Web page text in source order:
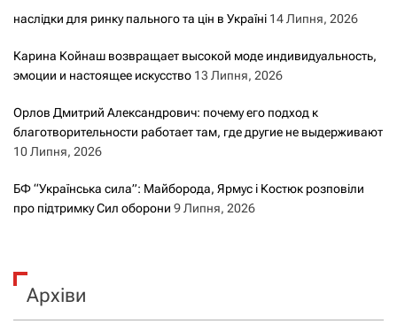
наслідки для ринку пального та цін в Україні 14 Липня, 2026
Карина Койнаш возвращает высокой моде индивидуальность,
эмоции и настоящее искусство 13 Липня, 2026
Орлов Дмитрий Александрович: почему его подход к
благотворительности работает там, где другие не выдерживают
10 Липня, 2026
БФ “Українська сила”: Майборода, Ярмус і Костюк розповіли
про підтримку Сил оборони 9 Липня, 2026
Архіви